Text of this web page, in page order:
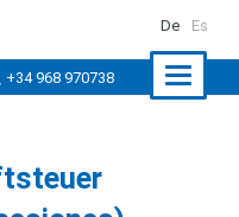
+34 968 970738
De Es